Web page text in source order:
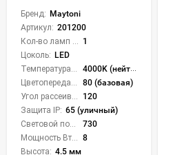
Бренд: Maytoni
Артикул: 201200
Кол-во ламп или LED: 1
Цоколь: LED
Температура света:
4000K (нейтральный)
Цветопередача (CRI):
80 (базовая)
Угол рассеивания света °:
120
Защита IP: 65 (уличный)
Световой поток Лм/м:
730
Мощность Вт/м: 8
Высота: 4.5 мм